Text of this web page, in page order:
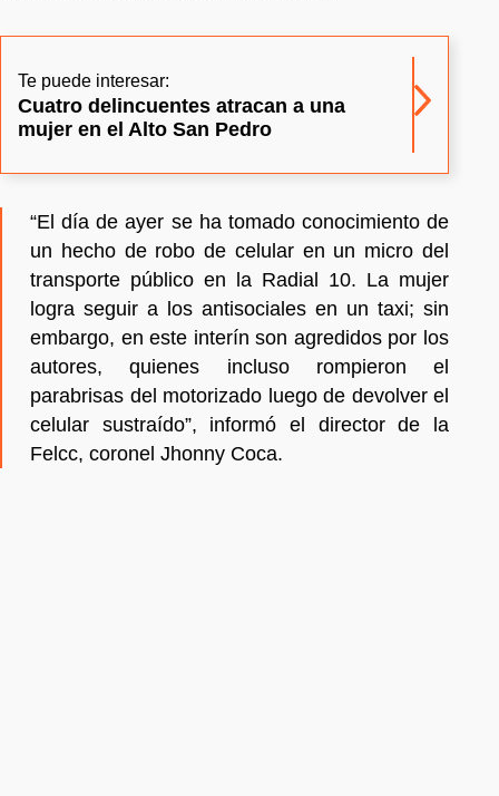
Te puede interesar:
Cuatro delincuentes atracan a una
mujer en el Alto San Pedro
“El día de ayer se ha tomado conocimiento de
un hecho de robo de celular en un micro del
transporte público en la Radial 10. La mujer
logra seguir a los antisociales en un taxi; sin
embargo, en este interín son agredidos por los
autores, quienes incluso rompieron el
parabrisas del motorizado luego de devolver el
celular sustraído”, informó el director de la
Felcc, coronel Jhonny Coca.